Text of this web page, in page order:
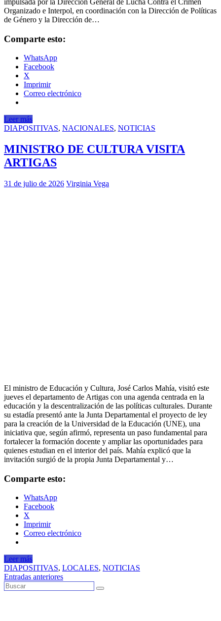
Organizado e Interpol, en coordinación con la Dirección de Políticas
de Género y la Dirección de…
Comparte esto:
WhatsApp
Facebook
X
Imprimir
Correo electrónico
Leer más
DIAPOSITIVAS, NACIONALES, NOTICIAS
MINISTRO DE CULTURA VISITA
ARTIGAS
31 de julio de 2026 Virginia Vega
El ministro de Educación y Cultura, José Carlos Mahía, visitó este
jueves el departamento de Artigas con una agenda centrada en la
educación y la descentralización de las políticas culturales. Durante
su estadía presentó ante la Junta Departamental el proyecto de ley
para la creación de la Universidad de la Educación (UNE), una
iniciativa que, según afirmó, representa un paso fundamental para
fortalecer la formación docente y ampliar las oportunidades para
quienes estudian en el interior del país. Mahía explicó que la
invitación surgió de la propia Junta Departamental y…
Comparte esto:
WhatsApp
Facebook
X
Imprimir
Correo electrónico
Leer más
DIAPOSITIVAS, LOCALES, NOTICIAS
Navegación
de
Entradas anteriores